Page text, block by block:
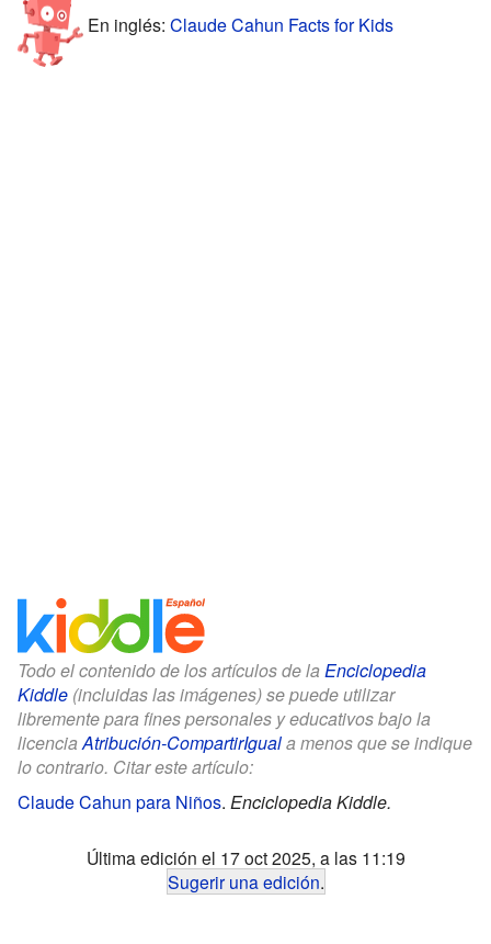
En inglés: Claude Cahun Facts for Kids
Todo el contenido de los artículos de la Enciclopedia
Kiddle (incluidas las imágenes) se puede utilizar
libremente para fines personales y educativos bajo la
licenciaAtribución-CompartirIguala menos que se indique
lo contrario. Citar este artículo:
Claude Cahun para Niños. Enciclopedia Kiddle.
Última edición el 17 oct 2025, a las 11:19
Sugerir una edición.